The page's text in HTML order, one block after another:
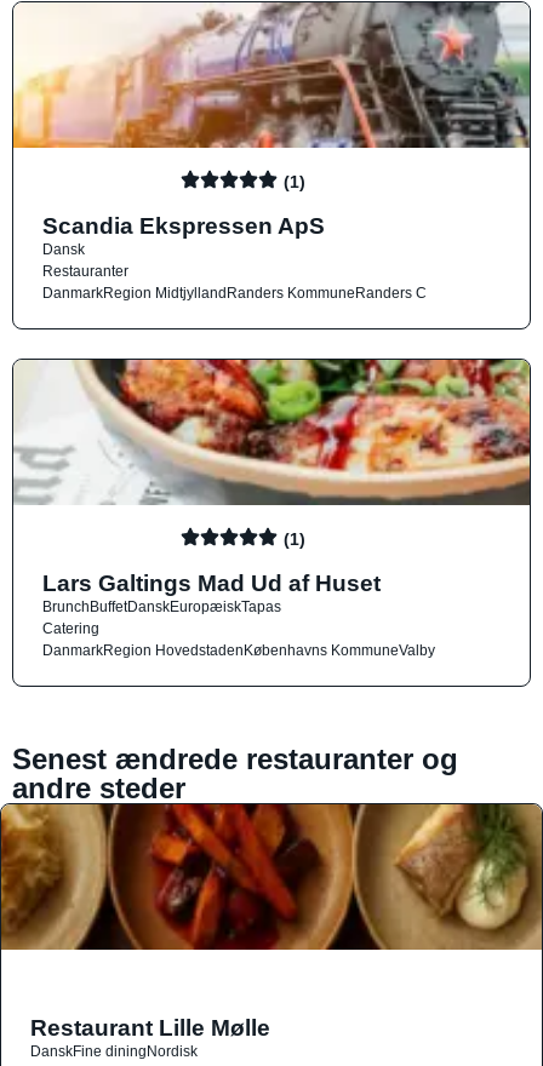
(1)
Scandia Ekspressen ApS
Dansk
Restauranter
DanmarkRegion MidtjyllandRanders KommuneRanders C
(1)
Lars Galtings Mad Ud af Huset
BrunchBuffetDanskEuropæiskTapas
Catering
DanmarkRegion HovedstadenKøbenhavns KommuneValby
Senest ændrede restauranter og
andre steder
Restaurant Lille Mølle
DanskFine diningNordisk